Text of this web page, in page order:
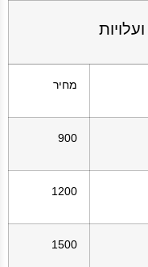
מחיר
900
1200
1500